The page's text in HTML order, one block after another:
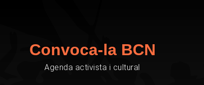
Convoca-la BCN
Agenda activista i cultural